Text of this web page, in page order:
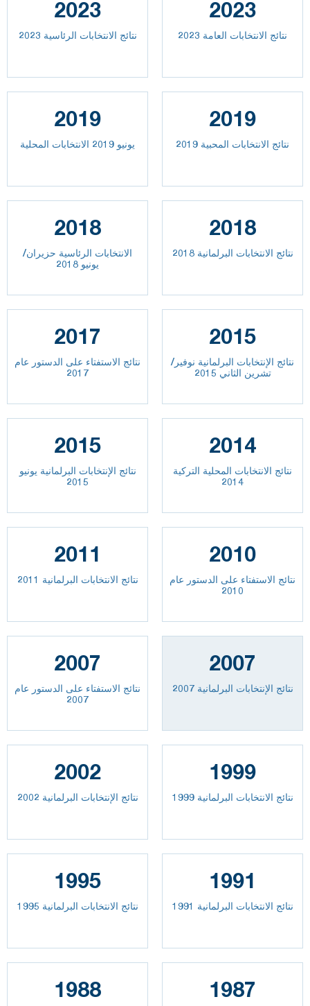
2023
نتائج الانتخابات الرئاسية 2023
2023
2023 نتائج الانتخابات العامة
2019
يونيو 2019 الانتخابات المحلية
2019
نتائج الانتخابات المحبية 2019
2018
الانتخابات الرئاسية حزيران/
يونيو 2018
2018
نتائج الانتخابات البرلمانية 2018
2017
نتائج الاستفتاء على الدستور عام
2017
2015
نتائج الإنتخابات البرلمانية نوفير/
تشرين الثاني 2015
2015
نتائج الإنتخابات البرلمانية يونيو
2015
2014
نتائج الانتخابات المحلية التركية
2014
2011
نتائج الانتخابات البرلمانية 2011
2010
نتائج الاستفتاء على الدستور عام
2010
2007
نتائج الاستفتاء على الدستور عام
2007
2007
نتائج الإنتخابات البرلمانية 2007
2002
نتائج الإنتخابات البرلمانية 2002
1999
نتائج الانتخابات البرلمانية 1999
1995
نتائج الانتخابات البرلمانية 1995
1991
نتائج الانتخابات البرلمانية 1991
1988 1987